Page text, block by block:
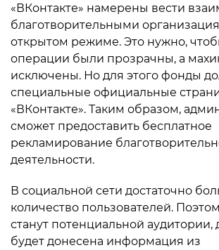
«ВКонтакте» намерены вести
благотворительными
открытом режиме. Это нужно,
операции были прозрачны, а
исключены. Но для этого фонды
специальные официальные
«ВКонтакте». Таким образом,
сможет предоставить бесплатное
рекламирование
деятельности.
В социальной сети достаточно
количество пользователей.
станут потенциальной аудитории,
будет донесена информация из